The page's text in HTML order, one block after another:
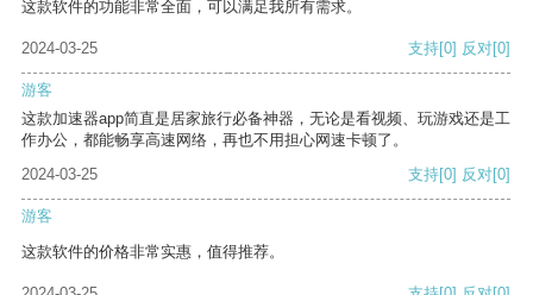
这款软件的功能非常全面，可以满足我所有需求。
2024-03-25 支持[0] 反对[0]
游客
这款加速器app简直是居家旅行必备神器，无论是看视频、玩游戏还是工
作办公，都能畅享高速网络，再也不用担心网速卡顿了。
2024-03-25
支持[0] 反对[0]
游客
这款软件的价格非常实惠，值得推荐。